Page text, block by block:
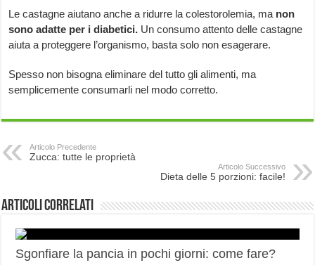
Le castagne aiutano anche a ridurre la colestorolemia, ma non
sono adatte per i diabetici. Un consumo attento delle castagne
aiuta a proteggere l’organismo, basta solo non esagerare.
Spesso non bisogna eliminare del tutto gli alimenti, ma
semplicemente consumarli nel modo corretto.
Articolo Precedente
Zucca: tutte le proprietà
Articolo Successivo
Dieta delle 5 porzioni: facile!
Articoli correlati
Sgonfiare la pancia in pochi giorni: come fare?